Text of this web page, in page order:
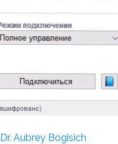
Dr. Aubrey Bogisich